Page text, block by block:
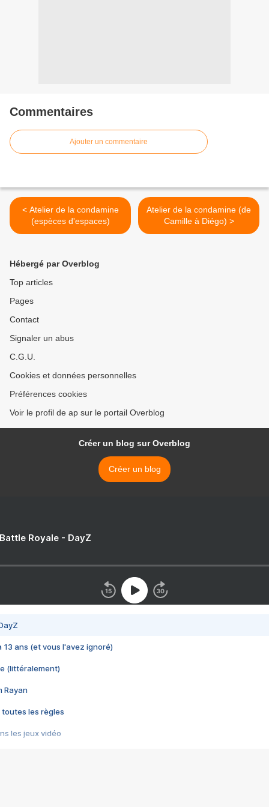
Commentaires
Ajouter un commentaire
< Atelier de la condamine
(espèces d'espaces)
Atelier de la condamine (de
Camille à Diégo) >
Hébergé par Overblog
Top articles
Pages
Contact
Signaler un abus
C.G.U.
Cookies et données personnelles
Préférences cookies
Voir le profil de ap sur le portail Overblog
Créer un blog sur Overblog
Créer un blog
Royale - DayZ
13 ans (et vous l'avez ignoré)
(littéralement)
Rayan
toutes les règles
les jeux vidéo